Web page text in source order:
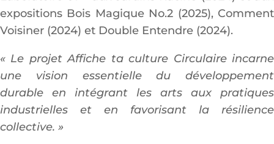
expositions Bois Magique No.2 (2025), Comment
Voisiner (2024) et Double Entendre (2024).
« Le projet Affiche ta culture Circulaire incarne
une vision essentielle du développement
durable en intégrant les arts aux pratiques
industrielles et en favorisant la résilience
collective. »